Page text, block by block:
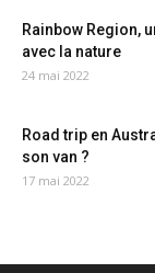
Rainbow Region,
avec la nature
24 mai 2022
Road trip en
son van ?
17 mai 2022